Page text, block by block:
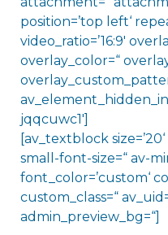
position=’top left‘
video_ratio=’16:9′
overlay_color=“
jqqcuwc1′]
[av_textblock
small-font-size=“ av-
font_color=’custom‘
custom_class=“
admin_preview_bg=“]